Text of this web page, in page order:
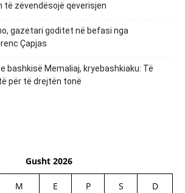
të zëvendësojë qeverisjen
gazetari goditet në befasi nga
Çapjas
bashkisë Memaliaj, kryebashkiaku: Të
për të drejtën tonë
Gusht 2026
M E P S D